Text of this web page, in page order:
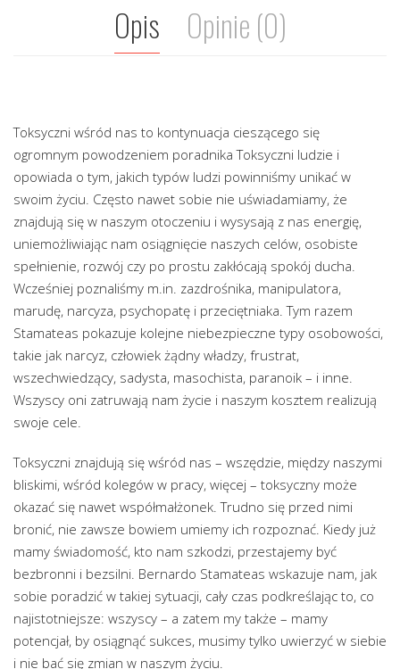
Opis Opinie (0)
Toksyczni wśród nas to kontynuacja cieszącego się
ogromnym powodzeniem poradnika Toksyczni ludzie i
opowiada o tym, jakich typów ludzi powinniśmy unikać w
swoim życiu. Często nawet sobie nie uświadamiamy, że
znajdują się w naszym otoczeniu i wysysają z nas energię,
uniemożliwiając nam osiągnięcie naszych celów, osobiste
spełnienie, rozwój czy po prostu zakłócają spokój ducha.
Wcześniej poznaliśmy m.in. zazdrośnika, manipulatora,
marudę, narcyza, psychopatę i przeciętniaka. Tym razem
Stamateas pokazuje kolejne niebezpieczne typy osobowości,
takie jak narcyz, człowiek żądny władzy, frustrat,
wszechwiedzący, sadysta, masochista, paranoik – i inne.
Wszyscy oni zatruwają nam życie i naszym kosztem realizują
swoje cele.
Toksyczni znajdują się wśród nas – wszędzie, między naszymi
bliskimi, wśród kolegów w pracy, więcej – toksyczny może
okazać się nawet współmałżonek. Trudno się przed nimi
bronić, nie zawsze bowiem umiemy ich rozpoznać. Kiedy już
mamy świadomość, kto nam szkodzi, przestajemy być
bezbronni i bezsilni. Bernardo Stamateas wskazuje nam, jak
sobie poradzić w takiej sytuacji, cały czas podkreślając to, co
najistotniejsze: wszyscy – a zatem my także – mamy
potencjał, by osiągnąć sukces, musimy tylko uwierzyć w siebie
i nie bać się zmian w naszym życiu.